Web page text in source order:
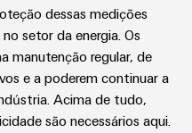
dessas medições
setor da energia. Os
manutenção regular, de
e a poderem continuar a
Acima de tudo,
são necessários aqui.